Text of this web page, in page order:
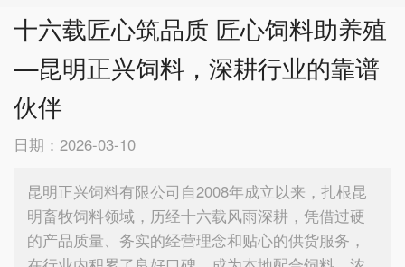
十六载匠心筑品质 匠心饲料助养殖
—昆明正兴饲料，深耕行业的靠谱
伙伴
日期：2026-03-10
昆明正兴饲料有限公司自2008年成立以来，扎根昆
明畜牧饲料领域，历经十六载风雨深耕，凭借过硬
的产品质量、务实的经营理念和贴心的供货服务，